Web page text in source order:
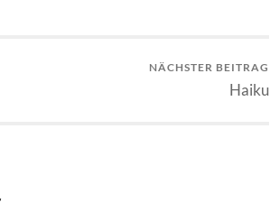
NÄCHSTER BEITRAG
Haiku